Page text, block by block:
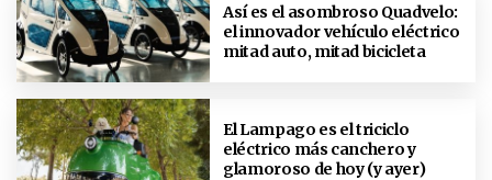
Así es el asombroso Quadvelo:
el innovador vehículo eléctrico
mitad auto, mitad bicicleta
El Lampago es el triciclo
eléctrico más canchero y
glamoroso de hoy (y ayer)